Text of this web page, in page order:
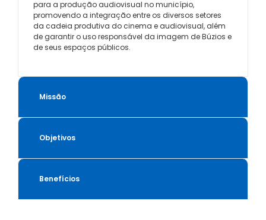
para a produção audiovisual no município,
promovendo a integração entre os diversos setores
da cadeia produtiva do cinema e audiovisual, além
de garantir o uso responsável da imagem de Búzios e
de seus espaços públicos.
Missão
Objetivos
Benefícios